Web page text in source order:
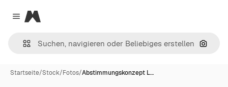
Close menu
Magnific
Nach
Startseite/Stock/Fotos/Abstimmungskonzept L…